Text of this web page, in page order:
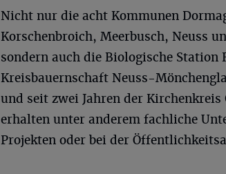
Nicht nur die acht Kommunen
Korschenbroich, Meerbusch, Neuss
sondern auch die Biologische Station
Kreisbauernschaft Neuss-
und seit zwei Jahren der
erhalten unter anderem fachliche
Projekten oder bei der